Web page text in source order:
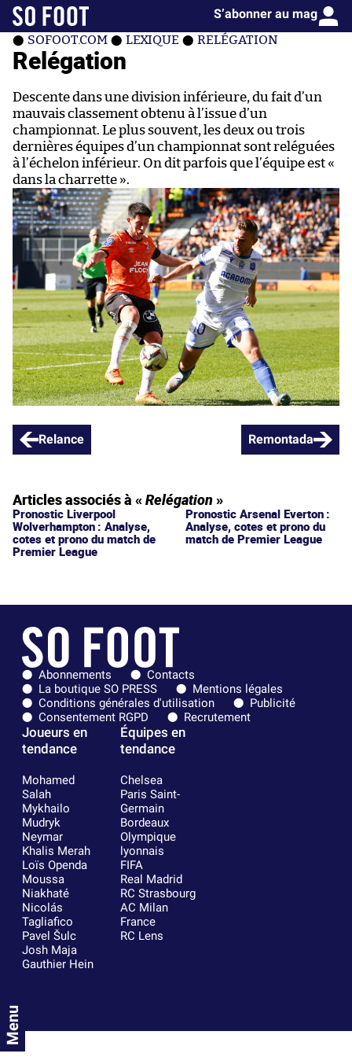
S’abonner au mag
SOFOOT.COM LEXIQUE RELÉGATION
Menu
Relégation
Descente dans une division inférieure, du fait d’un
mauvais classement obtenu à l’issue d’un
championnat. Le plus souvent, les deux ou trois
dernières équipes d’un championnat sont reléguées
à l’échelon inférieur. On dit parfois que l’équipe est «
dans la charrette ».
Relance Remontada
Articles associés à «Relégation »
Pronostic Liverpool
Wolverhampton : Analyse,
cotes et prono du match de
Premier League
Pronostic Arsenal Everton :
Analyse, cotes et prono du
match de Premier League
Mentions légales
Les magazines SO
PRESS
So Press
Consentement RGPD
Abonnements
Contacts
La boutique SO PRESS
Mentions légales
Conditions générales d'utilisation
Publicité
Consentement RGPD
Recrutement
Joueurs en
tendance
Mohamed
Salah
Mykhailo
Mudryk
Neymar
Khalis Merah
Loïs Openda
Moussa
Niakhaté
Nicolás
Tagliafico
Pavel Šulc
Josh Maja
Gauthier Hein
Équipes en
tendance
Chelsea
Paris Saint-
Germain
Bordeaux
Olympique
lyonnais
FIFA
Real Madrid
RC Strasbourg
AC Milan
France
RC Lens